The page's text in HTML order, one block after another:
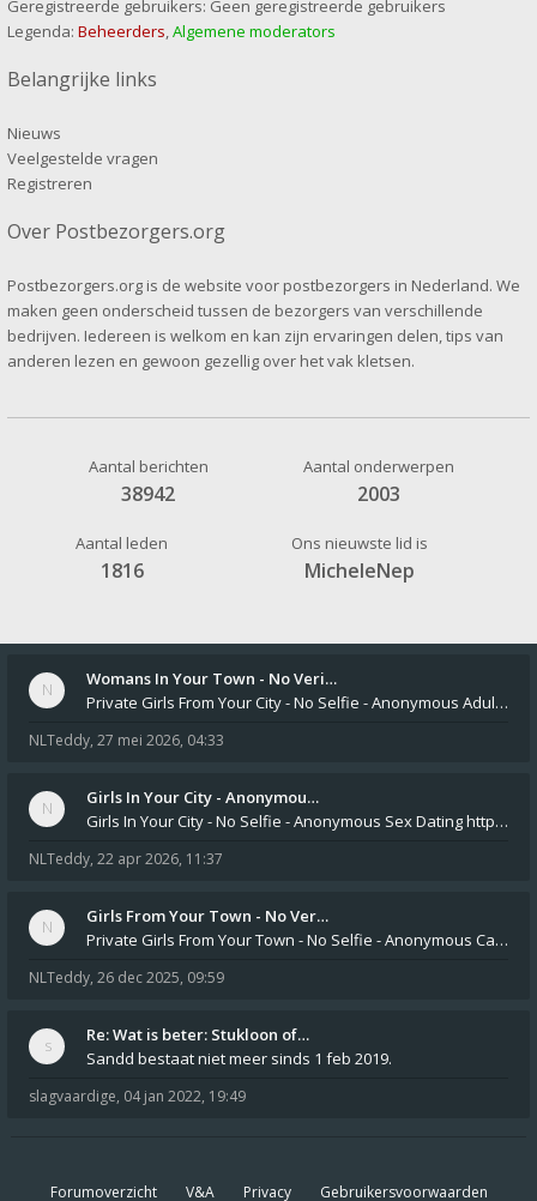
Geregistreerde gebruikers: Geen geregistreerde gebruikers
Legenda: Beheerders,Algemene moderators
Belangrijke links
Nieuws
Veelgestelde vragen
Registreren
Over Postbezorgers.org
Postbezorgers.org is de website voor postbezorgers in Nederland. We
maken geen onderscheid tussen de bezorgers van verschillende
bedrijven. Iedereen is welkom en kan zijn ervaringen delen, tips van
anderen lezen en gewoon gezellig over het vak kletsen.
Aantal berichten
38942
Aantal onderwerpen
2003
Aantal leden
1816
Ons nieuwste lid is
MicheleNep
Womans In Your Town - No Veri…
Private Girls From Your City - No Selfie - Anonymous Adult Dating https://privatedates.live Private Girls In Your
NLTeddy, 27 mei 2026, 04:33
Girls In Your City - Anonymou…
Girls In Your City - No Selfie - Anonymous Sex Dating https://SecretPrivat.com Womens In Your Town - Anonymous S
NLTeddy, 22 apr 2026, 11:37
Girls From Your Town - No Ver…
Private Girls From Your Town - No Selfie - Anonymous Casual Dating https://PrivateLadyEscorts.com Private Lady In
NLTeddy, 26 dec 2025, 09:59
Re: Wat is beter: Stukloon of…
Sandd bestaat niet meer sinds 1 feb 2019.
slagvaardige, 04 jan 2022, 19:49
Forumoverzicht V&A Privacy Gebruikersvoorwaarden